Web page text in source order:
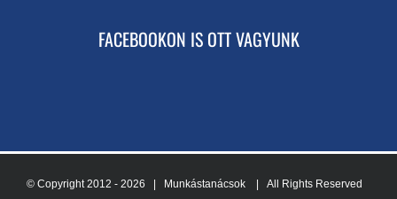
FACEBOOKON IS OTT VAGYUNK
© Copyright 2012 - 2026 | Munkástanácsok | All Rights Reserved